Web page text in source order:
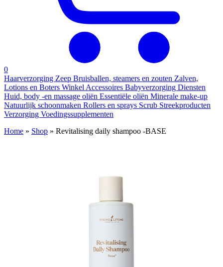
0
Haarverzorging Zeep Bruisballen, steamers en zouten Zalven,
Lotions en Boters Winkel Accessoires Babyverzorging Diensten
Huid, body -en massage oliën Essentiële oliën Minerale make-up
Natuurlijk schoonmaken Rollers en sprays Scrub Streekproducten
Verzorging Voedingssupplementen
Home » Shop » Revitalising daily shampoo -BASE